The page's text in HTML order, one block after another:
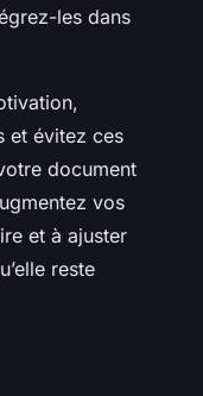
les dans
et évitez ces
document
vos
et à ajuster
reste